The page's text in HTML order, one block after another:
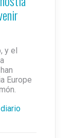
y el
Europe